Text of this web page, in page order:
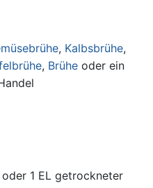
, Kalbsbrühe,
, Brüheoder ein
oder 1 EL getrockneter